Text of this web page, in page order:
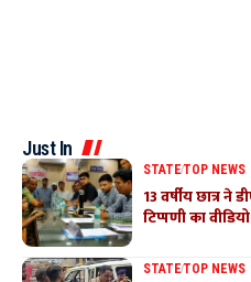
Just In
STATETOP NEWS
13 वर्षीय छात्र ने
टिप्पणी का
STATETOP NEWS